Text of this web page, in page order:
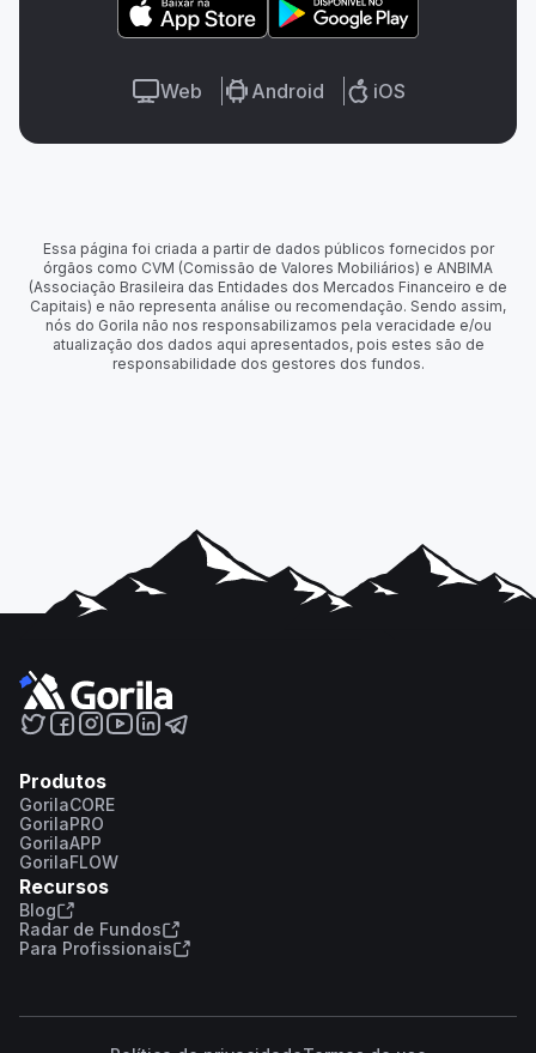
Web Android iOS
Essa página foi criada a partir de dados públicos fornecidos por
órgãos como CVM (Comissão de Valores Mobiliários) e ANBIMA
(Associação Brasileira das Entidades dos Mercados Financeiro e de
Capitais) e não representa análise ou recomendação. Sendo assim,
nós do Gorila não nos responsabilizamos pela veracidade e/ou
atualização dos dados aqui apresentados, pois estes são de
responsabilidade dos gestores dos fundos.
Produtos
GorilaCORE
GorilaPRO
GorilaAPP
GorilaFLOW
Recursos
Blog
Radar de Fundos
Para Profissionais